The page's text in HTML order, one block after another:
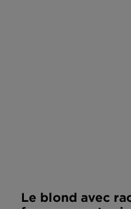
Le blond avec